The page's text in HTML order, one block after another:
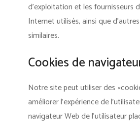
d’exploitation et les fournisseurs
Internet utilisés, ainsi que
similaires.
Cookies de
Notre site peut utiliser des
améliorer l’expérience de
navigateur Web de l’utilisateur